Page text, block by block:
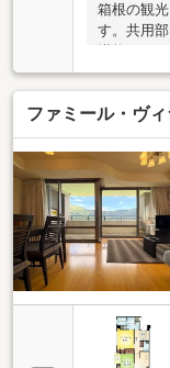
箱根の観
す。共用
にありま
ファミール・ヴ